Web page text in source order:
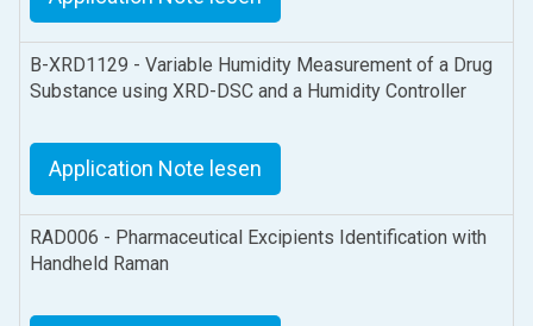
B-XRD1129 - Variable Humidity Measurement of a Drug
Substance using XRD-DSC and a Humidity Controller
Application Note lesen
RAD006 - Pharmaceutical Excipients Identification with
Handheld Raman